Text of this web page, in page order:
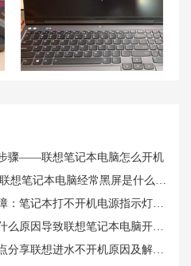
骤——联想笔记本电脑怎么开机
电脑经常黑屏是什么原因？怎么回事？
笔记本打不开机电源指示灯亮着
致联想笔记本电脑开机没反应电源灯亮
联想进水不开机原因及解决方法